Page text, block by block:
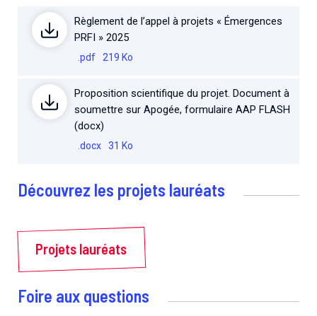
Règlement de l’appel à projets « Émergences
PRFI » 2025
.pdf 219 Ko
Proposition scientifique du projet. Document à
soumettre sur Apogée, formulaire AAP FLASH
(docx)
.docx 31 Ko
Découvrez les projets lauréats
Projets lauréats
Foire aux questions